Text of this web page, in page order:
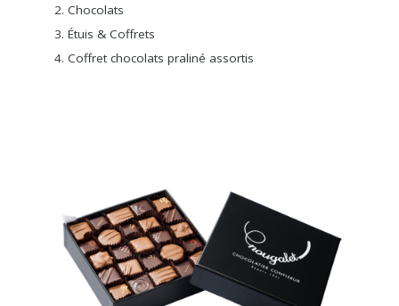
Chocolats
Étuis & Coffrets
Coffret chocolats praliné assortis